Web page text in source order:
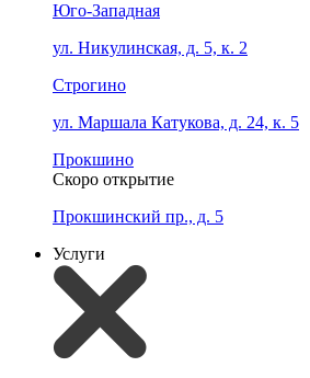
Юго-Западная
ул. Никулинская, д. 5, к. 2
Строгино
ул. Маршала Катукова, д. 24, к. 5
Прокшино
Скоро открытие
Прокшинский пр., д. 5
Услуги